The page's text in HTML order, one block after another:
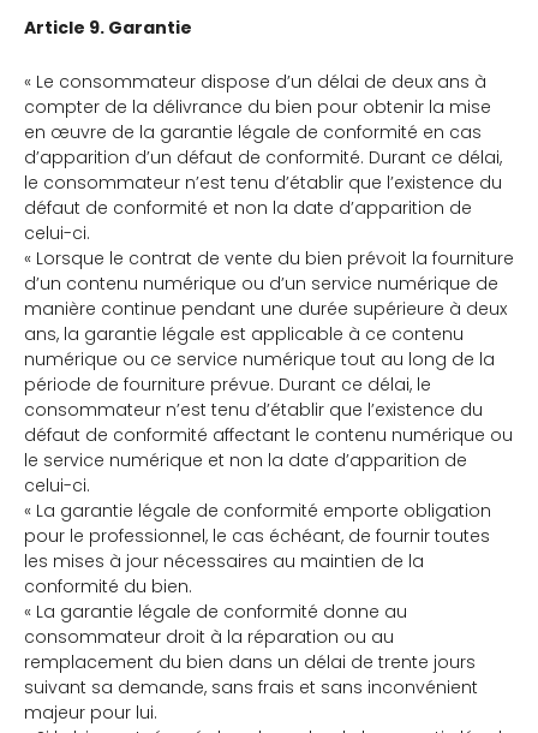
Article 9. Garantie
« Le consommateur dispose d’un délai de deux ans à
compter de la délivrance du bien pour obtenir la mise
en œuvre de la garantie légale de conformité en cas
d’apparition d’un défaut de conformité. Durant ce délai,
le consommateur n’est tenu d’établir que l’existence du
défaut de conformité et non la date d’apparition de
celui-ci.
« Lorsque le contrat de vente du bien prévoit la fourniture
d’un contenu numérique ou d’un service numérique de
manière continue pendant une durée supérieure à deux
ans, la garantie légale est applicable à ce contenu
numérique ou ce service numérique tout au long de la
période de fourniture prévue. Durant ce délai, le
consommateur n’est tenu d’établir que l’existence du
défaut de conformité affectant le contenu numérique ou
le service numérique et non la date d’apparition de
celui-ci.
« La garantie légale de conformité emporte obligation
pour le professionnel, le cas échéant, de fournir toutes
les mises à jour nécessaires au maintien de la
conformité du bien.
« La garantie légale de conformité donne au
consommateur droit à la réparation ou au
remplacement du bien dans un délai de trente jours
suivant sa demande, sans frais et sans inconvénient
majeur pour lui.